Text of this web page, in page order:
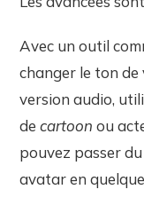
Avec un outil
changer le ton
version audio,
decartoon ou
pouvez passer
avatar en